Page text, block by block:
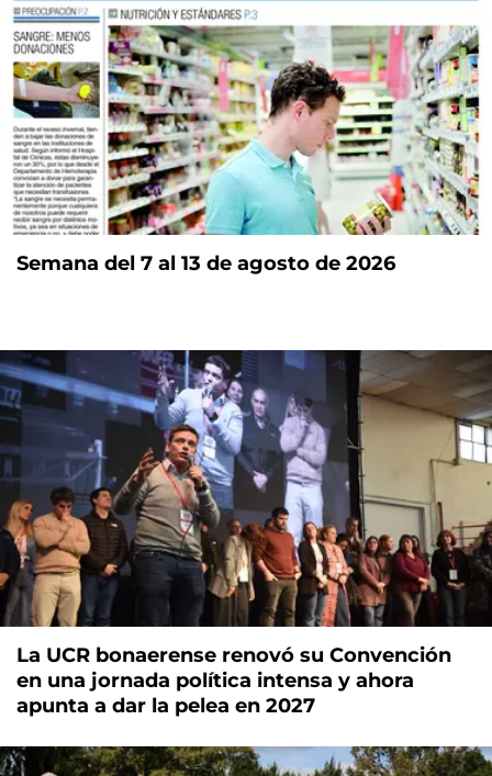
Semana del 7 al 13 de agosto de 2026
La UCR bonaerense renovó su Convención
en una jornada política intensa y ahora
apunta a dar la pelea en 2027